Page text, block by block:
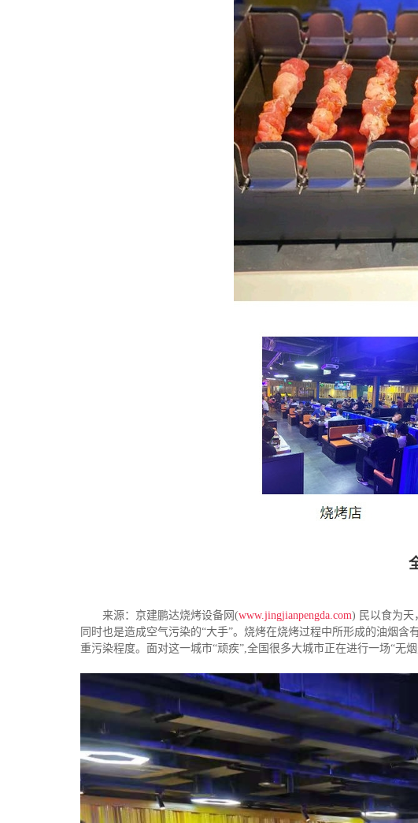
来源：京建鹏达烧烤设备网(www.jingjianpengda.com) 民以食为天
同时也是造成空气污染的“大手”。烧烤在烧烤过程中所形成的油烟
重污染程度。面对这一城市“顽疾”,全国很多大城市正在进行一场“无烟